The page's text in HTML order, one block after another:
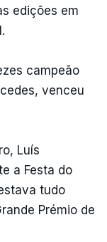
edições em
campeão
venceu
Luís
a Festa do
tudo
Prémio de